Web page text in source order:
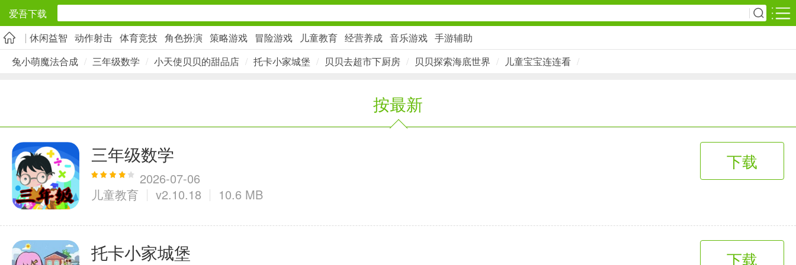
爱吾下载
安卓应用
旅游出行
社交通讯
2千+款应用
影音播放
实用工具
2万+款应用
6千+款应用
资讯阅读
1万+款应用
学习办公
生活服务
休闲益智 动作射击 体育竞技 角色扮演 策略游戏 冒险游戏 儿童教育 经营养成 音乐游戏 手游辅助
兔小萌魔法合成 / 三年级数学 / 小天使贝贝的甜品店 / 托卡小家城堡 / 贝贝去超市下厨房 / 贝贝探索海底世界 / 儿童宝宝连连看 /
按最新
三年级数学
2026-07-06
儿童教育
v2.10.18 10.6 MB
下载
托卡小家城堡 下载